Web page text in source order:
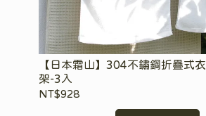
【日本霜山】304不鏽鋼折疊式
架-3入
NT$928